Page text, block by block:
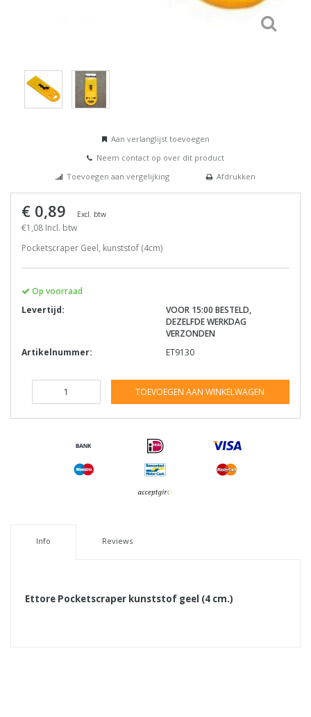
Aan verlanglijst toevoegen
Neem contact op over dit product
Toevoegen aan vergelijking
Afdrukken
€ 0,89 Excl. btw
€1,08 Incl. btw
Pocketscraper Geel, kunststof (4cm)
Op voorraad
Levertijd:
VOOR 15:00 BESTELD,
DEZELFDE WERKDAG
VERZONDEN
Artikelnummer:
ET9130
TOEVOEGEN AAN WINKELWAGEN
Info Reviews
Ettore Pocketscraper kunststof geel (4 cm.)